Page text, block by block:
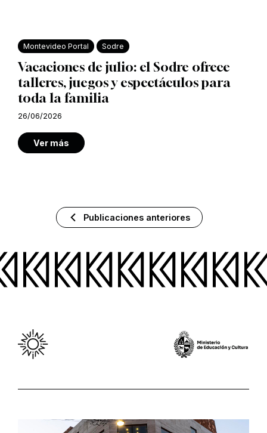
Montevideo Portal Sodre
Vacaciones de julio: el Sodre ofrece
talleres, juegos y espectáculos para
toda la familia
26/06/2026
Ver más
Publicaciones anteriores